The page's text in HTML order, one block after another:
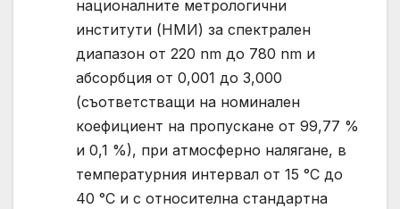
националните метрологични
институти (НМИ) за спектрален
диапазон от 220 nm до 780 nm и
абсорбция от 0,001 до 3,000
(съответстващи на номинален
коефициент на пропускане от 99,77 %
и 0,1 %), при атмосферно налягане, в
температурния интервал от 15 °C до
40 °C и с относителна стандартна